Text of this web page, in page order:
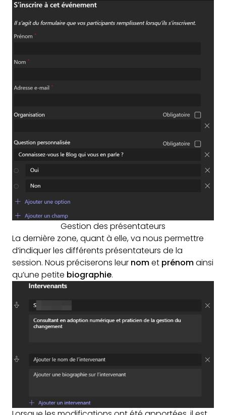
Gestion des présentateurs
La dernière zone, quant à elle, va nous permettre
d’indiquer les différents présentateurs de la
session. Nous préciserons leur nomet prénomainsi
qu’une petite biographie.